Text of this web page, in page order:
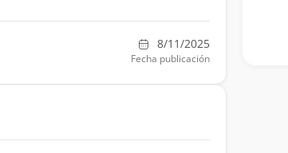
8/11/2025
Fecha publicación